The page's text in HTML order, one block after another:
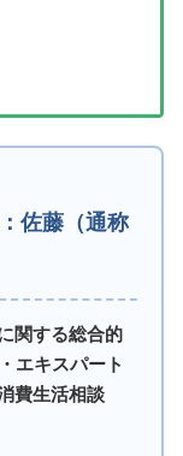
佐藤（通称
関する総合的
エキスパート
費生活相談